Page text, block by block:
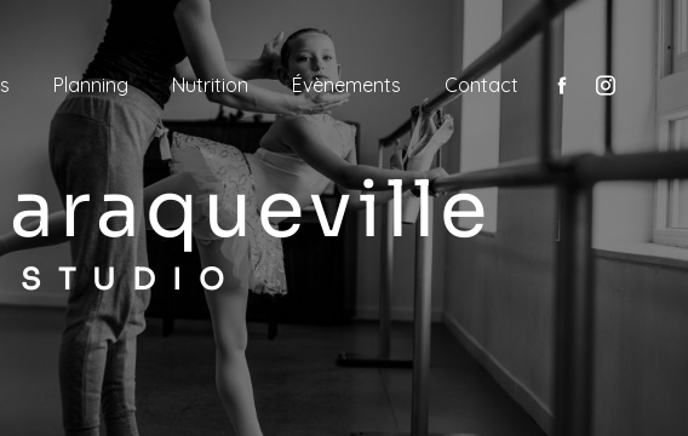
Planning Nutrition Évènements Contact
STUDIO